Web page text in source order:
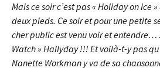
Mais ce soir c’est pas « Holiday on Ice
deux pieds. Ce soir et pour une petite
cher public est venu voir et entendre…
Watch » Hallyday !!! Et voilà-t-y pas
Nanette Workman y va de sa